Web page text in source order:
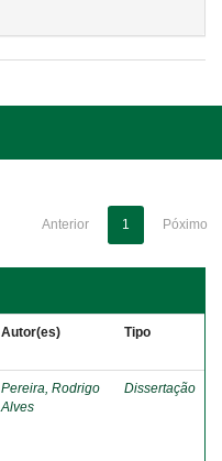
Anterior 1 Póximo
Autor(es) Tipo
Pereira, Rodrigo
Alves
Dissertação